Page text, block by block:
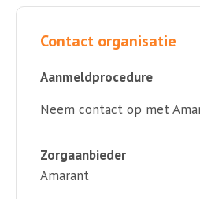
Contact organisatie
Aanmeldprocedure
Neem contact op met
Zorgaanbieder
Amarant